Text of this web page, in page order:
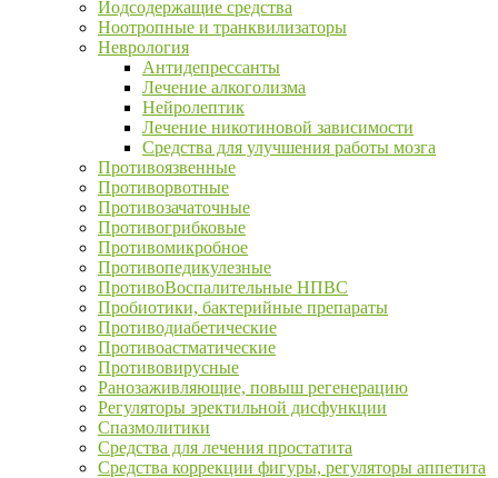
Йодсодержащие средства
Ноотропные и транквилизаторы
Неврология
Антидепрессанты
Лечение алкоголизма
Нейролептик
Лечение никотиновой зависимости
Средства для улучшения работы мозга
Противоязвенные
Противорвотные
Противозачаточные
Противогрибковые
Противомикробное
Противопедикулезные
ПротивоВоспалительные НПВС
Пробиотики, бактерийные препараты
Противодиабетические
Противоастматические
Противовирусные
Ранозаживляющие, повыш регенерацию
Регуляторы эректильной дисфункции
Спазмолитики
Средства для лечения простатита
Средства коррекции фигуры, регуляторы аппетита